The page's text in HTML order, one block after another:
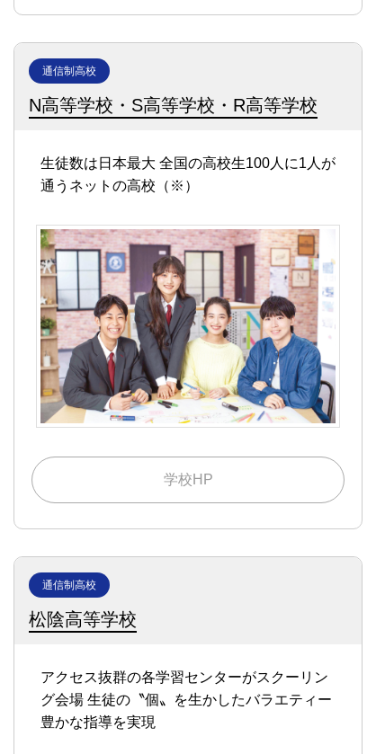
通信制高校
N高等学校・S高等学校・R高等学校
生徒数は日本最大 全国の高校生100人に1人が
通うネットの高校（※）
学校HP
通信制高校
松陰高等学校
アクセス抜群の各学習センターがスクーリン
グ会場 生徒の〝個〟を生かしたバラエティー
豊かな指導を実現